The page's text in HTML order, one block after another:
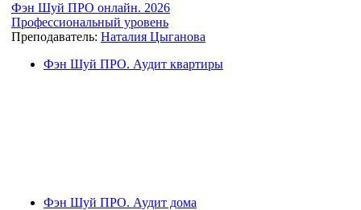
Фэн Шуй ПРО онлайн. 2026
Профессиональный уровень
Преподаватель: Наталия Цыганова
Фэн Шуй ПРО. Аудит квартиры
Фэн Шуй ПРО. Аудит дома